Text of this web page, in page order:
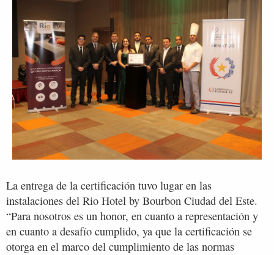
La entrega de la certificación tuvo lugar en las
instalaciones del Rio Hotel by Bourbon Ciudad del Este.
“Para nosotros es un honor, en cuanto a representación y
en cuanto a desafío cumplido, ya que la certificación se
otorga en el marco del cumplimiento de las normas